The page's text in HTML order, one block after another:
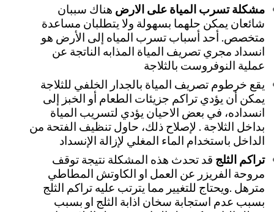
مشكلة تسرب المياة على الارض هناك سببان
شائعان يمكن حلهما بسهولة ولا يتطلبان مساعدة
متخصص. أحد أسباب تسرب المياه إلى الأرض هو
انسداد مجري تصريف المياة المذابه الناتجة عن
عملية النوفروست بالثلاجة
يقع خرطوم تصريف المياة بالجدار الخلفي للثلاجة
يمكن أن يؤدي تراكم جزيئات الطعام أو الخبز إلى
انسداده، في بعض الاحيان يؤدي لتسريب المياة
بداخل الثلاجة . لإصلاح ذلك، حاول تنظيف الفتحة من
الداخل باستخدام الماء المغلي لإزالة الإنسداد
تراكم الثلج قد تحدث هذه المشكلة نتيجة توقف
مروحة الفريزر عن العمل او الكاوتش المطاطي
مترهل .ويحتاج للتغيير مما يترتب عليه تراكم الثلج
بسبب عدم استجابة سخان اذابة الثلج او بسبب